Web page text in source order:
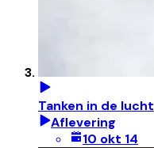
Tanken in de lucht
Aflevering
10 okt 14